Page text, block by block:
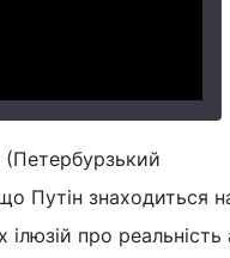
Путін знаходиться
про